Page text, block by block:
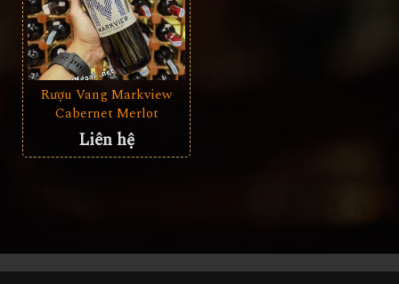
Rượu Vang Markview
Cabernet Merlot
Liên hệ